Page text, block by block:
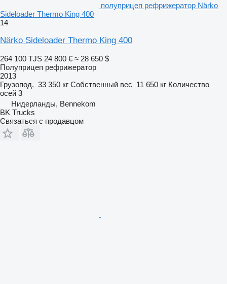
полуприцеп рефрижератор Närko
Sideloader Thermo King 400
14
Närko Sideloader Thermo King 400
264 100 TJS 24 800 € ≈ 28 650 $
Полуприцеп рефрижератор
2013
Грузопод. 33 350 кг Собственный вес 11 650 кг Количество
осей 3
Нидерланды, Bennekom
BK Trucks
Связаться с продавцом